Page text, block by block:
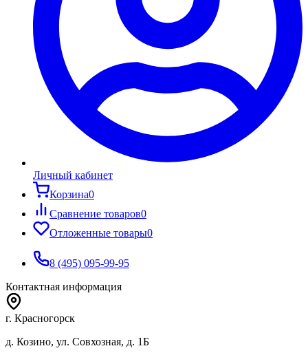
Личный кабинет
Корзина0
Сравнение товаров0
Отложенные товары0
8 (495) 095-99-95
Контактная информация
г. Красногорск
д. Козино, ул. Совхозная, д. 1Б